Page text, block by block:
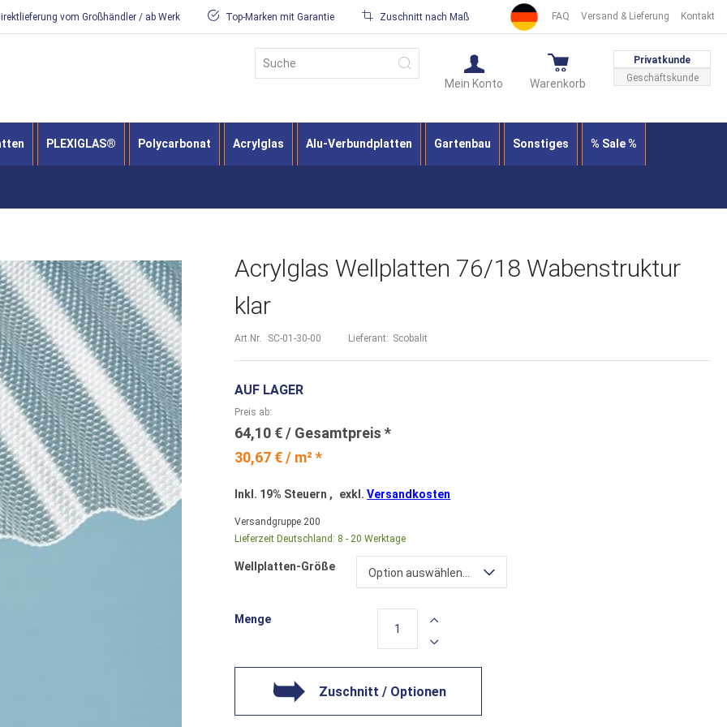
FAQ Versand & Lieferung Kontakt
vom Großhändler / ab Werk Top-Marken mit Garantie Zuschnitt nach Maß
Privatkunde
Geschäftskunde
Warenkorb
Mein Konto
Suche
PLEXIGLAS® Polycarbonat Acrylglas Alu-Verbundplatten Gartenbau Sonstiges % Sale %
Acrylglas Wellplatten 76/18 Wabenstruktur
klar
Art.Nr. SC-01-30-00 Lieferant: Scobalit
AUF LAGER
30,67 € / m² *
Preis ab
64,10 €
Inkl. 19% Steuern , exkl.Versandkosten
Versandgruppe 200
Lieferzeit Deutschland: 8 - 20 Werktage
Wellplatten-Größe Option auswählen...
Menge
Zuschnitt / Optionen